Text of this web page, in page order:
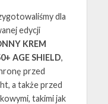
dla
edycji
KREM
AGE SHIELD,
przed
a także przed
takimi jak